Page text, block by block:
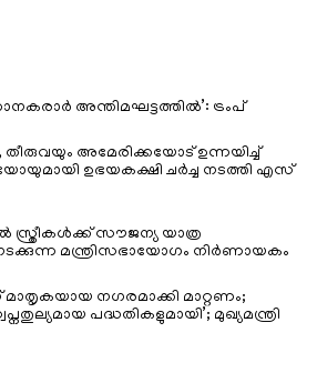
അന്തിമഘട്ടത്തിൽ‌’: ട്രംപ്
തീരുവയും അമേരിക്കയോട് ഉന്നയിച്ച്
ഉഭയകക്ഷി ചർച്ച നടത്തി എസ്
സൗജന്യ യാത്ര
മന്ത്രിസഭായോഗം നിർണായകം
മാതൃകയായ നഗരമാക്കി മാറ്റണം;
പദ്ധതികളുമായി’; മുഖ്യമന്ത്രി